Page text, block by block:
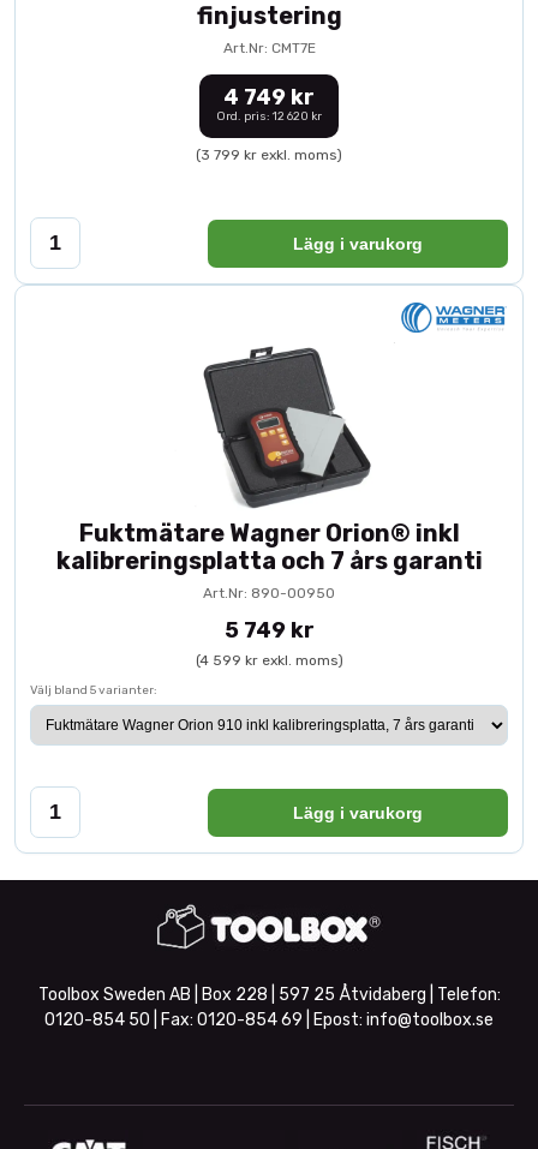
finjustering
Art.Nr: CMT7E
4 749 kr
Ord. pris: 12 620 kr
(3 799 kr exkl. moms)
Lägg i varukorg
Fuktmätare Wagner Orion® inkl
kalibreringsplatta och 7 års garanti
Art.Nr: 890-00950
5 749 kr
(4 599 kr exkl. moms)
Välj bland 5 varianter:
Lägg i varukorg
Toolbox Sweden AB | Box 228 | 597 25 Åtvidaberg | Telefon:
0120-854 50 | Fax: 0120-854 69 | Epost: info@toolbox.se